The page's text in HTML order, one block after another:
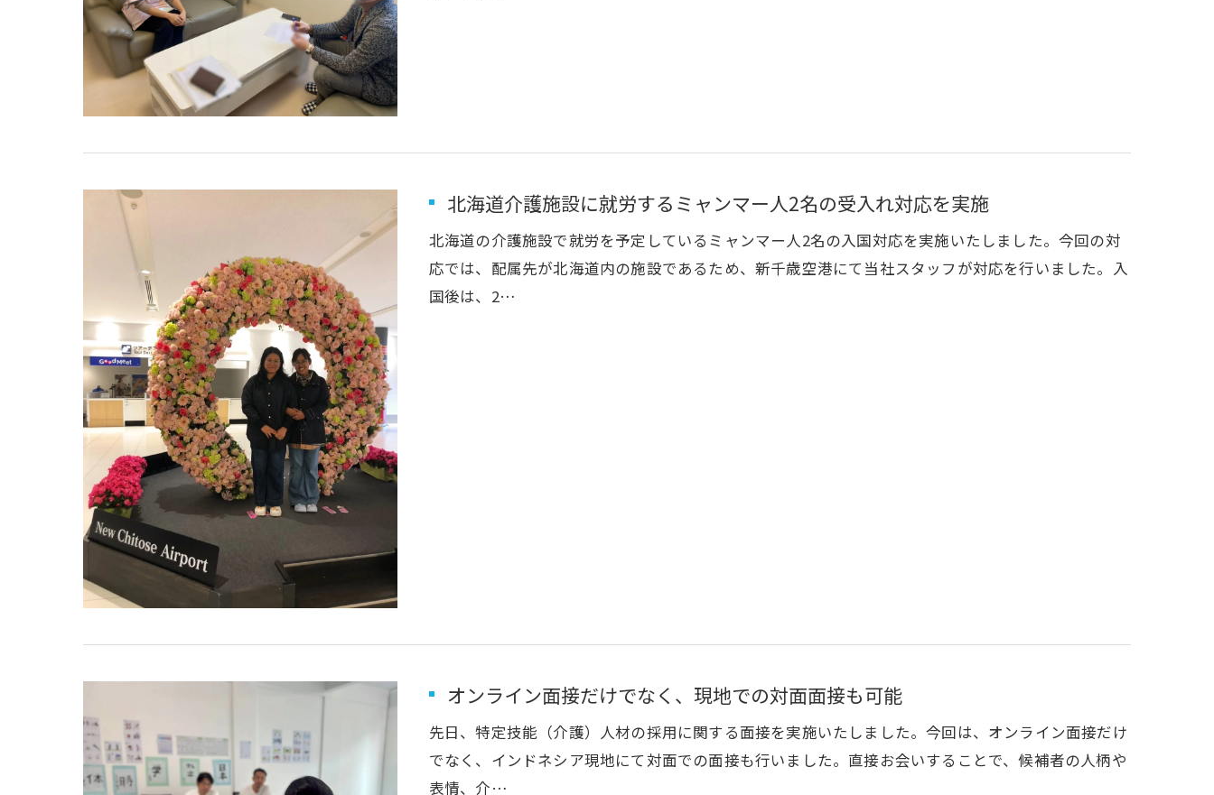
北海道介護施設に就労するミャンマー人2名の受入れ対応を実施
北海道の介護施設で就労を予定しているミャンマー人2名の入国対応を実施いたしました。今回の対
応では、配属先が北海道内の施設であるため、新千歳空港にて当社スタッフが対応を行いました。入
国後は、2…
オンライン面接だけでなく、現地での対面面接も可能
先日、特定技能（介護）人材の採用に関する面接を実施いたしました。今回は、オンライン面接だけ
でなく、インドネシア現地にて対面での面接も行いました。直接お会いすることで、候補者の人柄や
表情、介…